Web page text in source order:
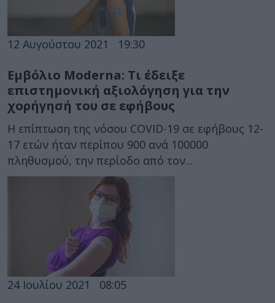
12 Αυγούστου 2021 19:30
Εμβόλιο Moderna: Τι έδειξε
επιστημονική αξιολόγηση για την
χορήγησή του σε εφήβους
Η επίπτωση της νόσου COVID-19 σε εφήβους 12-
17 ετών ήταν περίπου 900 ανά 100000
πληθυσμού, την περίοδο από τον...
24 Ιουλίου 2021 08:05